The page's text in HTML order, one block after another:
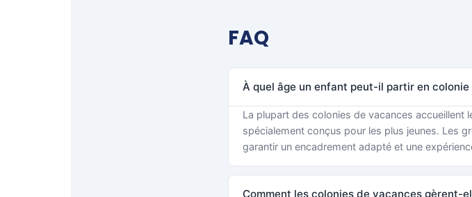
FAQ
À quel âge un enfant peut-il partir en
La plupart des colonies de vacances accueillent
spécialement conçus pour les plus jeunes. Les
garantir un encadrement adapté et une
Comment les colonies de vacances gèrent-